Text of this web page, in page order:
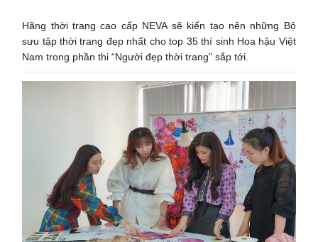
Hãng thời trang cao cấp NEVA sẽ kiến tạo nên những Bộ
sưu tập thời trang đẹp nhất cho top 35 thí sinh Hoa hậu Việt
Nam trong phần thi “Người đẹp thời trang” sắp tới.